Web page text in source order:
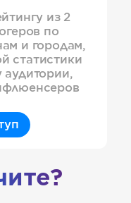
из 2
по
и городам,
статистики
аудитории,